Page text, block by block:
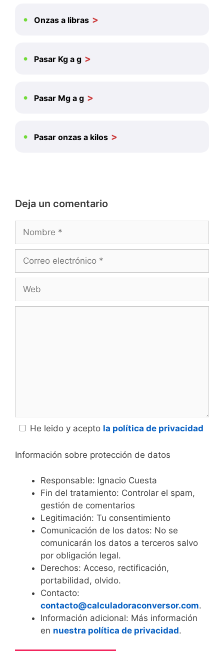
Onzas a libras
Pasar Kg a g
Pasar Mg a g
Pasar onzas a kilos
Deja un comentario
electrónico
He leido y acepto la política de privacidad
Información sobre protección de datos
Responsable: Ignacio Cuesta
Fin del tratamiento: Controlar el spam,
gestión de comentarios
Legitimación: Tu consentimiento
Comunicación de los datos: No se
comunicarán los datos a terceros salvo
por obligación legal.
Derechos: Acceso, rectificación,
portabilidad, olvido.
Contacto:
contacto@calculadoraconversor.com.
Información adicional: Más información
en nuestra política de privacidad.